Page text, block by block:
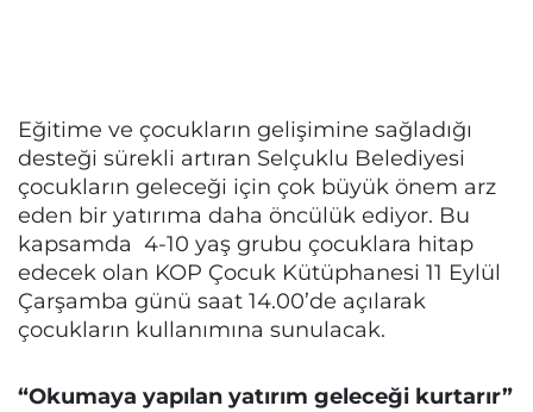
Eğitime ve çocukların gelişimine sağladığı
desteği sürekli artıran Selçuklu Belediyesi
çocukların geleceği için çok büyük önem arz
eden bir yatırıma daha öncülük ediyor. Bu
kapsamda 4-10 yaş grubu çocuklara hitap
edecek olan KOP Çocuk Kütüphanesi 11 Eylül
Çarşamba günü saat 14.00’de açılarak
çocukların kullanımına sunulacak.
“Okumaya yapılan yatırım geleceği kurtarır”